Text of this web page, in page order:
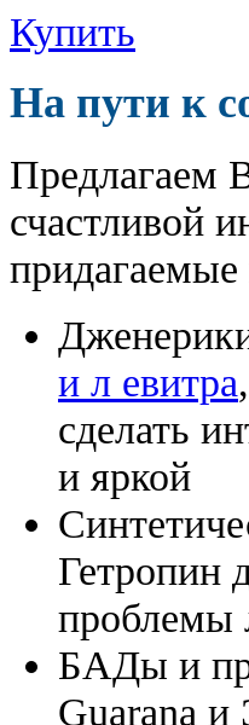
Купить
На пути к
Предлагаем
счастливой
и л евитра
сделать
и яркой
Гетропин
проблемы
БАДы и
Guarana и